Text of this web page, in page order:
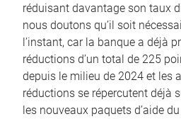
réduisant davantage son taux
nous doutons qu’il soit
l’instant, car la banque a déjà
réductions d’un total de 225
depuis le milieu de 2024 et les
réductions se répercutent déjà
les nouveaux paquets d’aide